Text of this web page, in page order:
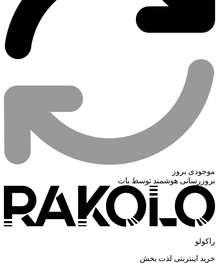
موجودی بروز
بروزرسانی هوشمند توسط بات
راکولو
خرید اینترنتی لذت بخش